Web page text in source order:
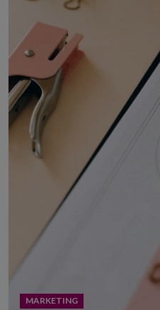
MARKETING